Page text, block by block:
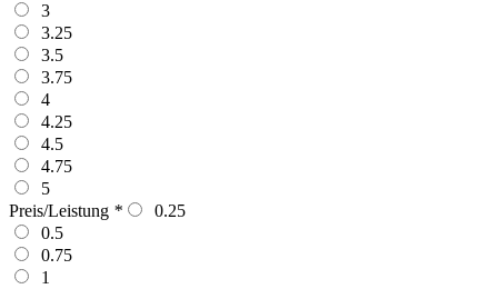
3
3.25
3.5
3.75
4
4.25
4.5
4.75
5
Preis/Leistung *
0.25
0.5
0.75
1